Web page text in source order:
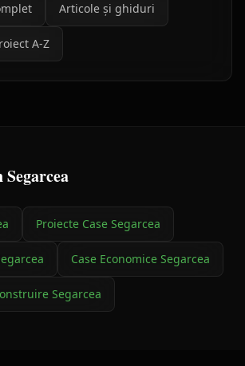
Articole și ghiduri
A-Z
Segarcea
Proiecte Case Segarcea
Case Economice Segarcea
Segarcea